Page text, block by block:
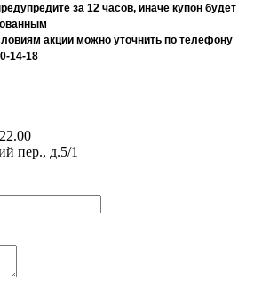
за 12 часов, иначе купон будет
акции можно уточнить по телефону
14-18
пер., д.5/1